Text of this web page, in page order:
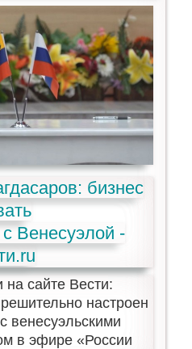
бизнес
с Венесуэлой -
сайте Вести:
настроен
венесуэльскими
в эфире «России